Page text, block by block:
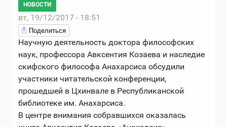
НОВОСТИ
вт, 19/12/2017 - 18:51
Поделиться
Научную деятельность доктора философских
наук, профессора Авксентия Козаева и наследие
скифского философа Анахарсиса обсудили
участники читательской конференции,
прошедшей в Цхинвале в Республиканской
библиотеке им. Анахарсиса.
В центре внимания собравшихся оказалась